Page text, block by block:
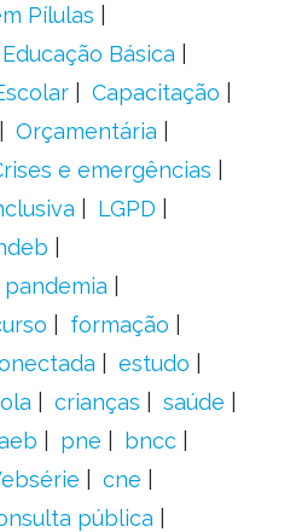
Pílulas
Educação Básica
Capacitação
Orçamentária
e emergências
LGPD
pandemia
formação
estudo
crianças
saúde
pne
bncc
cne
pública